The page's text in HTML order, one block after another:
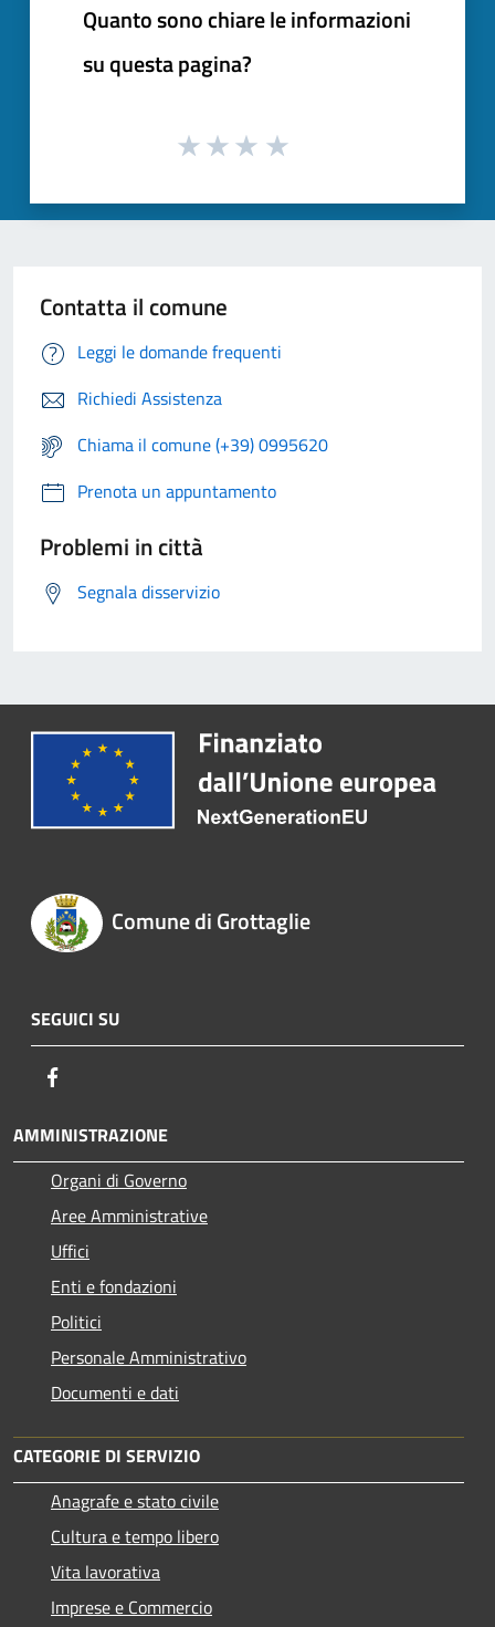
Quanto sono chiare le informazioni
su questa pagina?
Contatta il comune
Leggi le domande frequenti
Richiedi Assistenza
Chiama il comune (+39) 0995620
Prenota un appuntamento
Problemi in città
Segnala disservizio
Comune di Grottaglie
SEGUICI SU
AMMINISTRAZIONE
Organi di Governo
Aree Amministrative
Uffici
Enti e fondazioni
Politici
Personale Amministrativo
Documenti e dati
CATEGORIE DI SERVIZIO
Anagrafe e stato civile
Cultura e tempo libero
Vita lavorativa
Imprese e Commercio